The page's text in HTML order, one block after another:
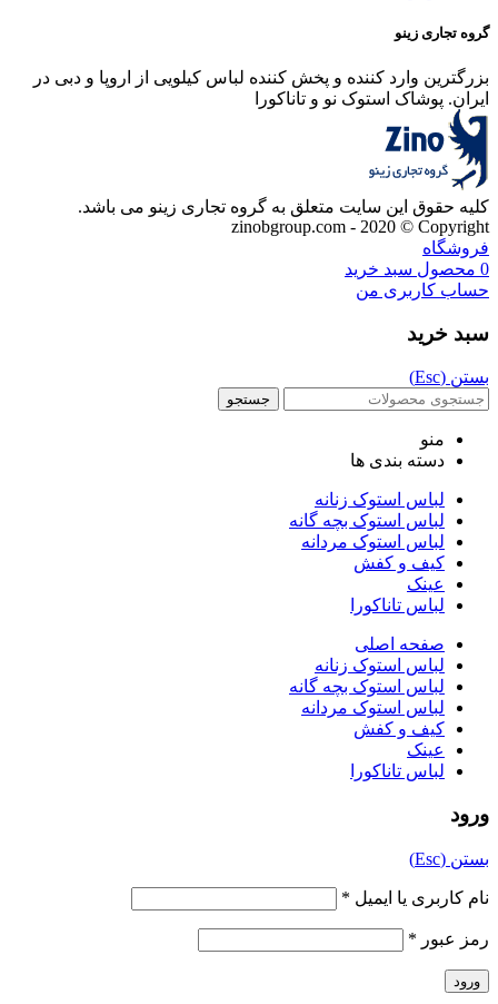
گروه تجاری زینو
بزرگترین وارد کننده و پخش کننده لباس کیلویی از اروپا و دبی در
ایران. پوشاک استوک نو و تاناکورا
کلیه حقوق این سایت متعلق به گروه تجاری زینو می باشد.
zinobgroup.com - 2020 © Copyright
فروشگاه
0 محصول سبد خرید
حساب کاربری من
سبد خرید
بستن (Esc)
جستجو
منو
دسته بندی ها
لباس استوک زنانه
لباس استوک بچه گانه
لباس استوک مردانه
کیف و کفش
عینک
لباس تاناکورا
صفحه اصلی
لباس استوک زنانه
لباس استوک بچه گانه
لباس استوک مردانه
کیف و کفش
عینک
لباس تاناکورا
ورود
بستن (Esc)
نام کاربری یا ایمیل *
رمز عبور *
ورود